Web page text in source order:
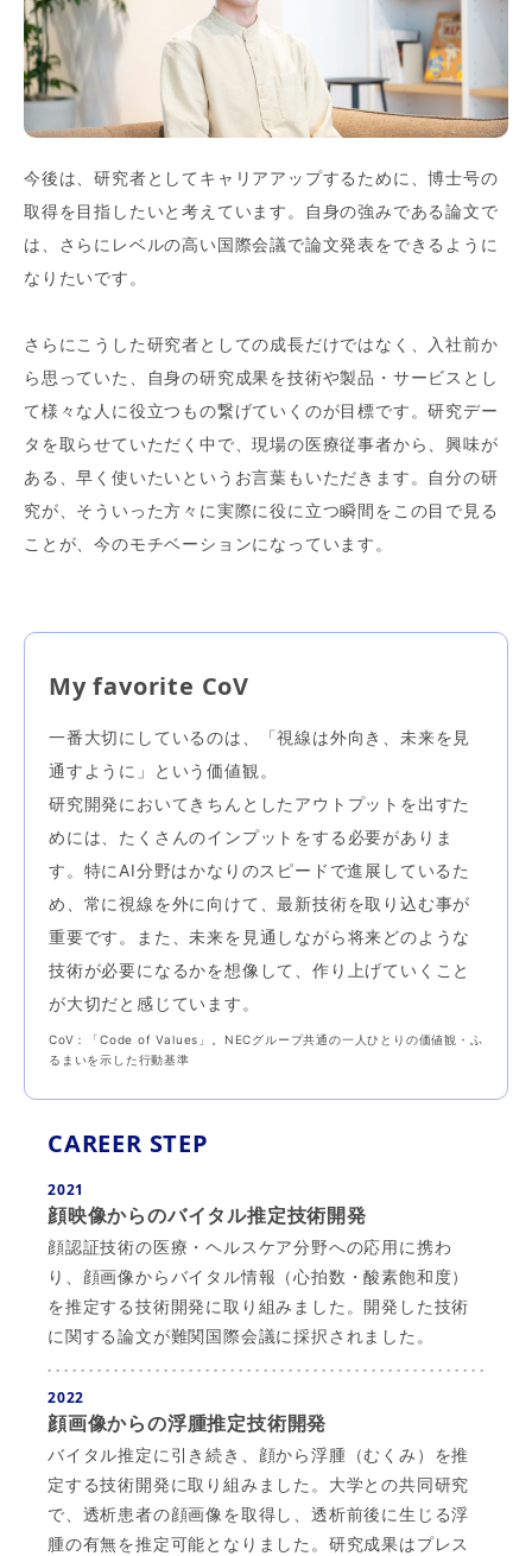
今後は、研究者としてキャリアアップするために、博士号の
取得を目指したいと考えています。自身の強みである論文で
は、さらにレベルの高い国際会議で論文発表をできるように
なりたいです。
さらにこうした研究者としての成長だけではなく、入社前か
ら思っていた、自身の研究成果を技術や製品・サービスとし
て様々な人に役立つもの繋げていくのが目標です。研究デー
タを取らせていただく中で、現場の医療従事者から、興味が
ある、早く使いたいというお言葉もいただきます。自分の研
究が、そういった方々に実際に役に立つ瞬間をこの目で見る
ことが、今のモチベーションになっています。
My favorite CoV
一番大切にしているのは、「視線は外向き、未来を見
通すように」という価値観。
研究開発においてきちんとしたアウトプットを出すた
めには、たくさんのインプットをする必要がありま
す。特にAI分野はかなりのスピードで進展しているた
め、常に視線を外に向けて、最新技術を取り込む事が
重要です。また、未来を見通しながら将来どのような
技術が必要になるかを想像して、作り上げていくこと
が大切だと感じています。
CoV：「Code of Values」。NECグループ共通の一人ひとりの価値観・ふ
るまいを示した行動基準
CAREER STEP
2021
顔映像からのバイタル推定技術開発
顔認証技術の医療・ヘルスケア分野への応用に携わ
り、顔画像からバイタル情報（心拍数・酸素飽和度）
を推定する技術開発に取り組みました。開発した技術
に関する論文が難関国際会議に採択されました。
2022
顔画像からの浮腫推定技術開発
バイタル推定に引き続き、顔から浮腫（むくみ）を推
定する技術開発に取り組みました。大学との共同研究
で、透析患者の顔画像を取得し、透析前後に生じる浮
腫の有無を推定可能となりました。研究成果はプレス